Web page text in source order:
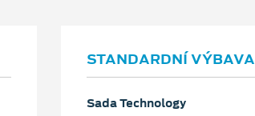
STANDARDNÍ VÝBAVA
Sada Technology